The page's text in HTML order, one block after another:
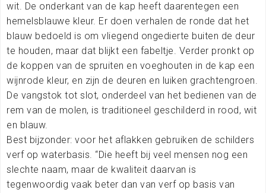
wit. De onderkant van de kap heeft daarentegen een
hemelsblauwe kleur. Er doen verhalen de ronde dat het
blauw bedoeld is om vliegend ongedierte buiten de deur
te houden, maar dat blijkt een fabeltje. Verder pronkt op
de koppen van de spruiten en voeghouten in de kap een
wijnrode kleur, en zijn de deuren en luiken grachtengroen.
De vangstok tot slot, onderdeel van het bedienen van de
rem van de molen, is traditioneel geschilderd in rood, wit
en blauw.
Best bijzonder: voor het aflakken gebruiken de schilders
verf op waterbasis. “Die heeft bij veel mensen nog een
slechte naam, maar de kwaliteit daarvan is
tegenwoordig vaak beter dan van verf op basis van